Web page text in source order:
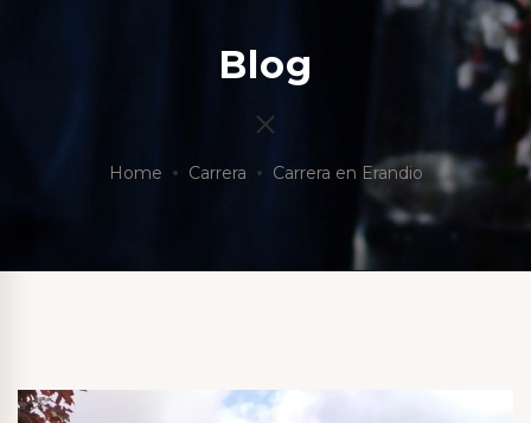
Blog
Home Carrera Carrera en Erandio